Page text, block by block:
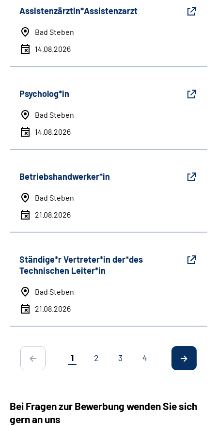
Assistenzärztin*Assistenzarzt
Bad Steben
14.08.2026
Psycholog*in
Bad Steben
14.08.2026
Betriebshandwerker*in
Bad Steben
21.08.2026
Ständige*r Vertreter*in der*des
Technischen Leiter*in
Bad Steben
21.08.2026
1 2 3 4
Bei Fragen zur Bewerbung wenden Sie sich
gern an uns